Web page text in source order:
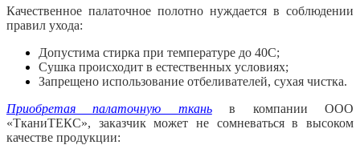
Качественное палаточное полотно нуждается в соблюдении
правил ухода:
Допустима стирка при температуре до 40С;
Сушка происходит в естественных условиях;
Запрещено использование отбеливателей, сухая чистка.
Приобретая палаточную тканьв компании ООО
«ТканиТЕКС», заказчик может не сомневаться в высоком
качестве продукции: